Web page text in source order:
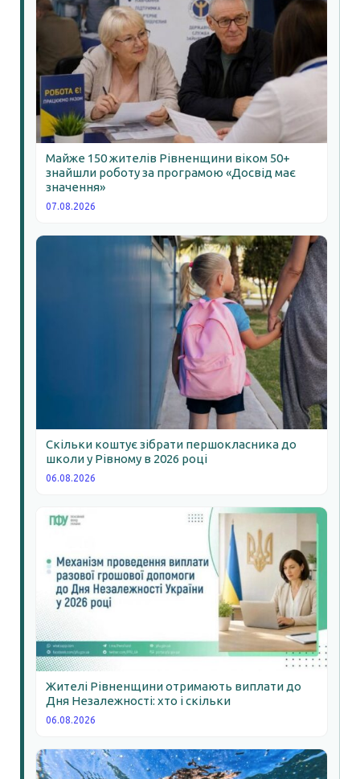
Майже 150 жителів Рівненщини віком 50+
знайшли роботу за програмою «Досвід має
значення»
07.08.2026
Скільки коштує зібрати першокласника до
школи у Рівному в 2026 році
06.08.2026
Жителі Рівненщини отримають виплати до
Дня Незалежності: хто і скільки
06.08.2026